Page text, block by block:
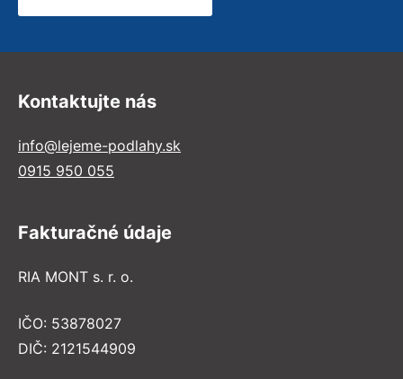
Kontaktujte nás
info@lejeme-podlahy.sk
0915 950 055
Fakturačné údaje
RIA MONT s. r. o.
IČO: 53878027
DIČ: 2121544909